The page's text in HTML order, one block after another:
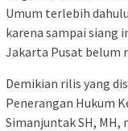
Umum terlebih
karena sampai siang
Jakarta Pusat belum
Demikian rilis yang
Penerangan Hukum
Simanjuntak SH, MH,